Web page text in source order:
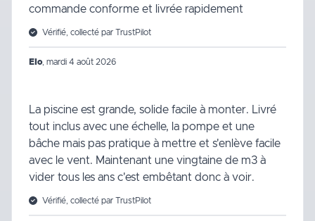
commande conforme et livrée rapidement
Vérifié, collecté par TrustPilot
Elo, mardi 4 août 2026
La piscine est grande, solide facile à monter. Livré
tout inclus avec une échelle, la pompe et une
bâche mais pas pratique à mettre et s'enlève facile
avec le vent. Maintenant une vingtaine de m3 à
vider tous les ans c'est embêtant donc à voir.
Vérifié, collecté par TrustPilot